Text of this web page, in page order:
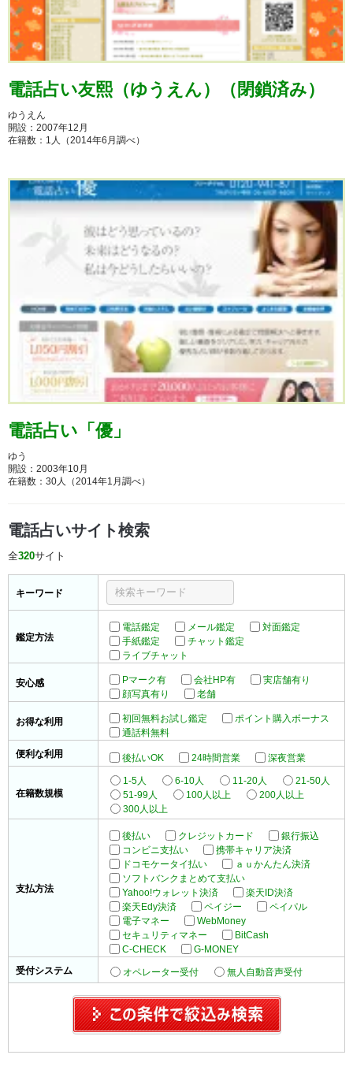
電話占い友熙（ゆうえん）（閉鎖済み）
ゆうえん
開設：2007年12月
在籍数：1人（2014年6月調べ）
電話占い「優」
ゆう
開設：2003年10月
在籍数：30人（2014年1月調べ）
電話占いサイト検索
全320サイト
キーワード
鑑定方法
電話鑑定 メール鑑定
対面鑑定
手紙鑑定
チャット鑑定
ライブチャット
安心感 Pマーク有 会社HP有
実店舗有り
顔写真有り
老舗
お得な利用 初回無料お試し鑑定
ポイント購入ボーナス
通話料無料
便利な利用
後払いOK 24時間営業 深夜営業
在籍数規模
1-5人 6-10人 11-20人
21-50人
51-99人
100人以上
200人以上
300人以上
支払方法
後払い クレジットカード
銀行振込
コンビニ支払い
携帯キャリア決済
ドコモケータイ払い
ａｕかんたん決済
ソフトバンクまとめて支払い
Yahoo!ウォレット決済
楽天ID決済
楽天Edy決済
ペイジー
ペイパル
電子マネー
WebMoney
セキュリティマネー
BitCash
C-CHECK
G-MONEY
受付システム
オペレーター受付 無人自動音声受付